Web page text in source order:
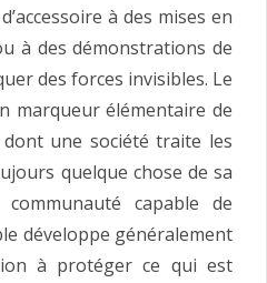
à des mises en
à des démonstrations de
des forces invisibles. Le
marqueur élémentaire de
une société traite les
quelque chose de sa
capable de
développe généralement
à protéger ce qui est